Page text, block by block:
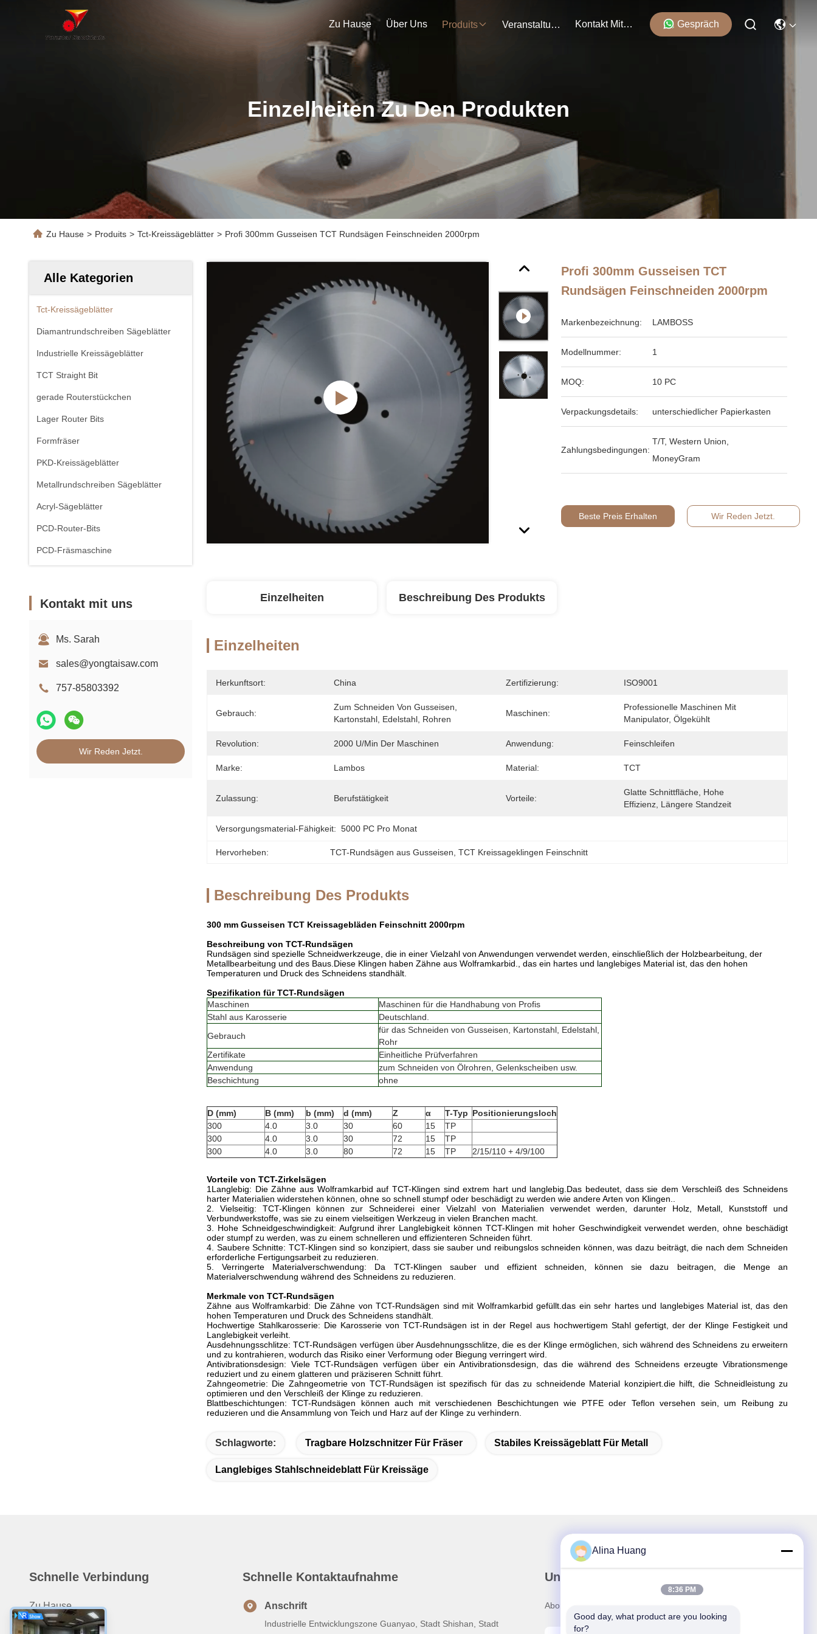
Zu Hause Über Uns Produits Veranstaltungen Kontakt Mit Uns Gespräch
Einzelheiten Zu Den Produkten
Zu Hause > Produits > Tct-Kreissägeblätter > Profi 300mm Gusseisen TCT Rundsägen Feinschneiden 2000rpm
Alle Kategorien
Tct-Kreissägeblätter
Diamantrundschreiben Sägeblätter
Industrielle Kreissägeblätter
TCT Straight Bit
gerade Routerstückchen
Lager Router Bits
Formfräser
PKD-Kreissägeblätter
Metallrundschreiben Sägeblätter
Acryl-Sägeblätter
PCD-Router-Bits
PCD-Fräsmaschine
Kontakt mit uns
Ms. Sarah
sales@yongtaisaw.com
757-85803392
Wir Reden Jetzt.
Profi 300mm Gusseisen TCT
Rundsägen Feinschneiden 2000rpm
Markenbezeichnung: LAMBOSS
Modellnummer: 1
MOQ: 10 PC
Verpackungsdetails: unterschiedlicher Papierkasten
Zahlungsbedingungen:
T/T, Western Union,
MoneyGram
Beste Preis Erhalten Wir Reden Jetzt.
Einzelheiten Beschreibung Des Produkts
Einzelheiten
Herkunftsort: China Zertifizierung: ISO9001
Gebrauch:
Zum Schneiden Von Gusseisen,
Kartonstahl, Edelstahl, Rohren
Maschinen:
Professionelle Maschinen Mit
Manipulator, Ölgekühlt
Revolution: 2000 U/min Der Maschinen Anwendung: Feinschleifen
Marke: Lambos Material: TCT
Zulassung: Berufstätigkeit Vorteile:
Glatte Schnittfläche, Hohe
Effizienz, Längere Standzeit
Versorgungsmaterial-Fähigkeit: 5000 PC Pro Monat
Hervorheben: TCT-Rundsägen aus Gusseisen , TCT Kreissageklingen Feinschnitt
Beschreibung Des Produkts
300 mm Gusseisen TCT Kreissagebläden Feinschnitt 2000rpm
Beschreibung von TCT-Rundsägen
Rundsägen sind spezielle Schneidwerkzeuge, die in einer Vielzahl von Anwendungen verwendet werden, einschließlich der Holzbearbeitung, der
Metallbearbeitung und des Baus.Diese Klingen haben Zähne aus Wolframkarbid., das ein hartes und langlebiges Material ist, das den hohen
Temperaturen und Druck des Schneidens standhält.
Spezifikation für TCT-Rundsägen
Maschinen
Maschinen für die Handhabung von Profis
Stahl aus Karosserie
Deutschland.
Gebrauch
für das Schneiden von Gusseisen, Kartonstahl, Edelstahl,
Rohr
Zertifikate
Einheitliche Prüfverfahren
Anwendung
zum Schneiden von Ölrohren, Gelenkscheiben usw.
Beschichtung
ohne
D (mm) B (mm) b (mm) d (mm) Z α T-Typ Positionierungsloch
300
4.0 3.0 30 60 15
TP
300
4.0 3.0 30 72 15
TP
300
4.0 3.0 80 72 15 TP 2/15/110 + 4/9/100
Vorteile von TCT-Zirkelsägen
1Langlebig: Die Zähne aus Wolframkarbid auf TCT-Klingen sind extrem hart und langlebig.Das bedeutet, dass sie dem Verschleiß des Schneidens
harter Materialien widerstehen können, ohne so schnell stumpf oder beschädigt zu werden wie andere Arten von Klingen..
2. Vielseitig: TCT-Klingen können zur Schneiderei einer Vielzahl von Materialien verwendet werden, darunter Holz, Metall, Kunststoff und
Verbundwerkstoffe, was sie zu einem vielseitigen Werkzeug in vielen Branchen macht.
3. Hohe Schneidgeschwindigkeit: Aufgrund ihrer Langlebigkeit können TCT-Klingen mit hoher Geschwindigkeit verwendet werden, ohne beschädigt
oder stumpf zu werden, was zu einem schnelleren und effizienteren Schneiden führt.
4. Saubere Schnitte: TCT-Klingen sind so konzipiert, dass sie sauber und reibungslos schneiden können, was dazu beiträgt, die nach dem Schneiden
erforderliche Fertigungsarbeit zu reduzieren.
5. Verringerte Materialverschwendung: Da TCT-Klingen sauber und effizient schneiden, können sie dazu beitragen, die Menge an
Materialverschwendung während des Schneidens zu reduzieren.
Merkmale von TCT-Rundsägen
Zähne aus Wolframkarbid: Die Zähne von TCT-Rundsägen sind mit Wolframkarbid gefüllt.das ein sehr hartes und langlebiges Material ist, das den
hohen Temperaturen und Druck des Schneidens standhält.
Hochwertige Stahlkarosserie: Die Karosserie von TCT-Rundsägen ist in der Regel aus hochwertigem Stahl gefertigt, der der Klinge Festigkeit und
Langlebigkeit verleiht.
Ausdehnungsschlitze: TCT-Rundsägen verfügen über Ausdehnungsschlitze, die es der Klinge ermöglichen, sich während des Schneidens zu erweitern
und zu kontrahieren, wodurch das Risiko einer Verformung oder Biegung verringert wird.
Antivibrationsdesign: Viele TCT-Rundsägen verfügen über ein Antivibrationsdesign, das die während des Schneidens erzeugte Vibrationsmenge
reduziert und zu einem glatteren und präziseren Schnitt führt.
Zahngeometrie: Die Zahngeometrie von TCT-Rundsägen ist spezifisch für das zu schneidende Material konzipiert.die hilft, die Schneidleistung zu
optimieren und den Verschleiß der Klinge zu reduzieren.
Blattbeschichtungen: TCT-Rundsägen können auch mit verschiedenen Beschichtungen wie PTFE oder Teflon versehen sein, um Reibung zu
reduzieren und die Ansammlung von Teich und Harz auf der Klinge zu verhindern.
Schlagworte: Tragbare Holzschnitzer Für Fräser Stabiles Kreissägeblatt Für Metall
Langlebiges Stahlschneideblatt Für Kreissäge
Schnelle Verbindung
Zu Hause
Produits
Schnelle Kontaktaufnahme
Anschrift
Industrielle Entwicklungszone Guanyao, Stadt Shishan, Stadt
Unser Newsletter
Abonnieren Sie unseren Newsletter für Rabatte und mehr.
Alina Huang
8:36 PM
Good day, what product are you looking
for?